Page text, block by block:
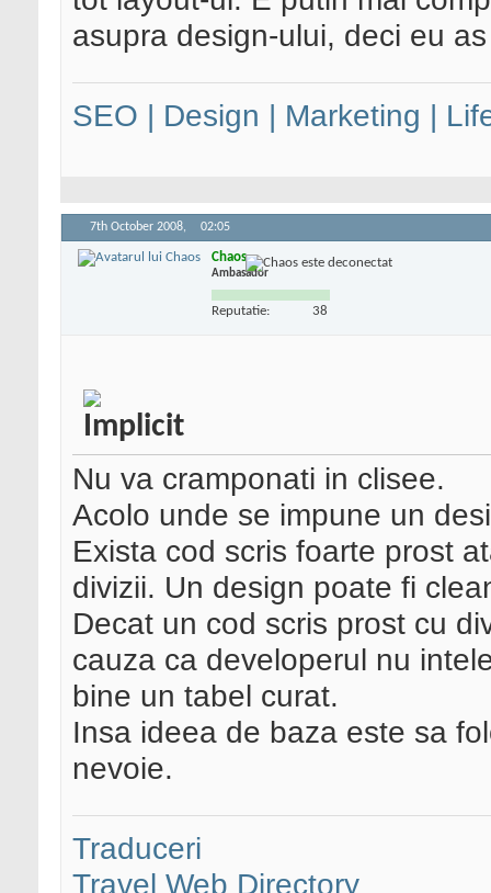
asupra design-ului, deci eu
SEO | Design | Marketing |
7th October 2008, 02:05
Chaos
Ambasador
Reputatie: 38
Nu va cramponati in clisee.
Acolo unde se impune un
Exista cod scris foarte prost
divizii. Un design poate fi
Decat un cod scris prost cu
cauza ca developerul nu
bine un tabel curat.
Insa ideea de baza este sa
nevoie.
Traduceri
Travel Web Directory